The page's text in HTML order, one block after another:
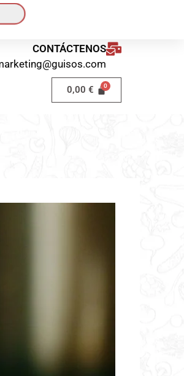
CONTÁCTENOS
0,00€